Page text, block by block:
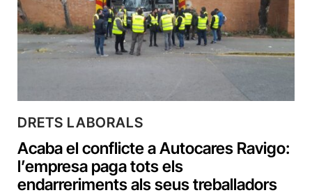
DRETS LABORALS
Acaba el conflicte a Autocares Ravigo:
l’empresa paga tots els
endarreriments als seus treballadors